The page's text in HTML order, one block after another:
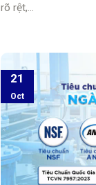
rõ rệt,...
21
Oct